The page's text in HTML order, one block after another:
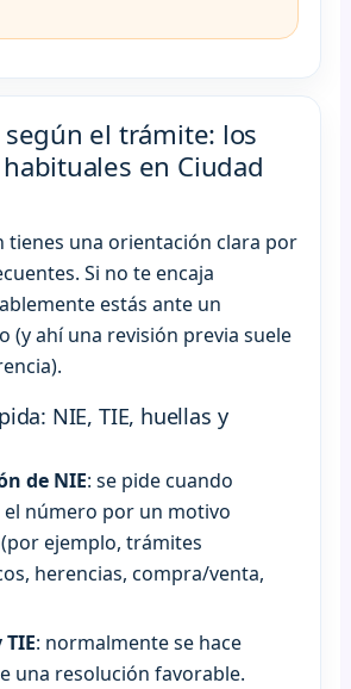
el trámite: los
en Ciudad
tienes una orientación clara por
Si no te encaja
estás ante un
(y ahí una revisión previa suele
NIE, TIE, huellas y
de NIE: se pide cuando
el número por un motivo
ejemplo, trámites
herencias, compra/venta,
: normalmente se hace
una resolución favorable.